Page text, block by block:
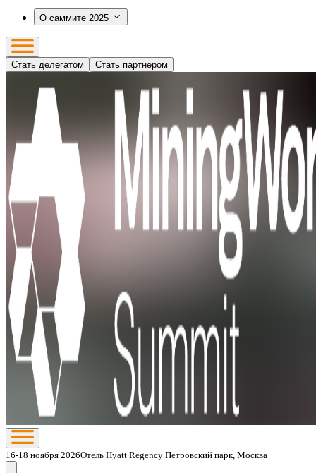
О саммите 2025
Стать делегатом Стать партнером
16-18 ноября 2026Отель Hyatt Regency Петровский парк, Москва